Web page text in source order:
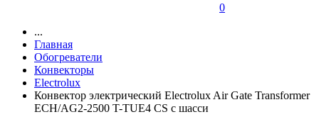
0
...
Главная
Обогреватели
Конвекторы
Electrolux
Конвектор электрический Electrolux Air Gate Transformer
ECH/AG2-2500 T-TUE4 CS с шасси